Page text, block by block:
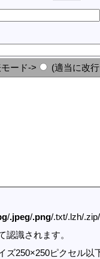
ード-> (適当に改
/.jpeg/.png/.txt/.lzh/
認識されます。
ズ250×250ピクセル以